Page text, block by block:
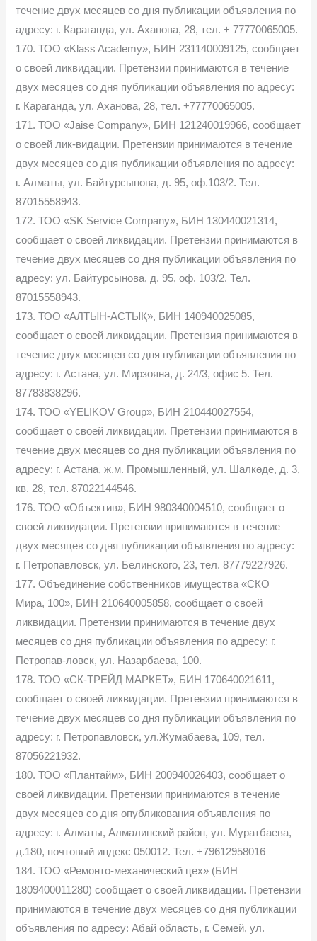
течение двух месяцев со дня публикации объявления по
адресу: г. Караганда, ул. Аханова, 28, тел. + 77770065005.
170. ТОО «Klass Academy», БИН 231140009125, сообщает
о своей ликвидации. Претензии принимаются в течение
двух месяцев со дня публикации объявления по адресу:
г. Караганда, ул. Аханова, 28, тел. +77770065005.
171. ТОО «Jaise Company», БИН 121240019966, сообщает
о своей лик-видации. Претензии принимаются в течение
двух месяцев со дня публикации объявления по адресу:
г. Алматы, ул. Байтурсынова, д. 95, оф.103/2. Тел.
87015558943.
172. ТОО «SK Service Company», БИН 130440021314,
сообщает о своей ликвидации. Претензии принимаются в
течение двух месяцев со дня публикации объявления по
адресу: ул. Байтурсынова, д. 95, оф. 103/2. Тел.
87015558943.
173. ТОО «АЛТЫН-АСТЫҚ», БИН 140940025085,
сообщает о своей ликвидации. Претензия принимаются в
течение двух месяцев со дня публикации объявления по
адресу: г. Астана, ул. Мирзояна, д. 24/3, офис 5. Тел.
87783838296.
174. ТОО «YELIKOV Group», БИН 210440027554,
сообщает о своей ликвидации. Претензии принимаются в
течение двух месяцев со дня публикации объявления по
адресу: г. Астана, ж.м. Промышленный, ул. Шалкөде, д. 3,
кв. 28, тел. 87022144546.
176. ТОО «Объектив», БИН 980340004510, сообщает о
своей ликвидации. Претензии принимаются в течение
двух месяцев со дня публикации объявления по адресу:
г. Петропавловск, ул. Белинского, 23, тел. 87779227926.
177. Объединение собственников имущества «СКО
Мира, 100», БИН 210640005858, сообщает о своей
ликвидации. Претензии принимаются в течение двух
месяцев со дня публикации объявления по адресу: г.
Петропав-ловск, ул. Назарбаева, 100.
178. ТОО «СК-ТРЕЙД МАРКЕТ», БИН 170640021611,
сообщает о своей ликвидации. Претензии принимаются в
течение двух месяцев со дня публикации объявления по
адресу: г. Петропавловск, ул.Жумабаева, 109, тел.
87056221932.
180. ТОО «Плантайм», БИН 200940026403, сообщает о
своей ликвидации. Претензии принимаются в течение
двух месяцев со дня опубликования объявления по
адресу: г. Алматы, Алмалинский район, ул. Муратбаева,
д.180, почтовый индекс 050012. Тел. +79612958016
184. ТОО «Ремонто-механический цех» (БИН
1809400011280) сообщает о своей ликвидации. Претензии
принимаются в течение двух месяцев со дня публикации
объявления по адресу: Абай область, г. Семей, ул.